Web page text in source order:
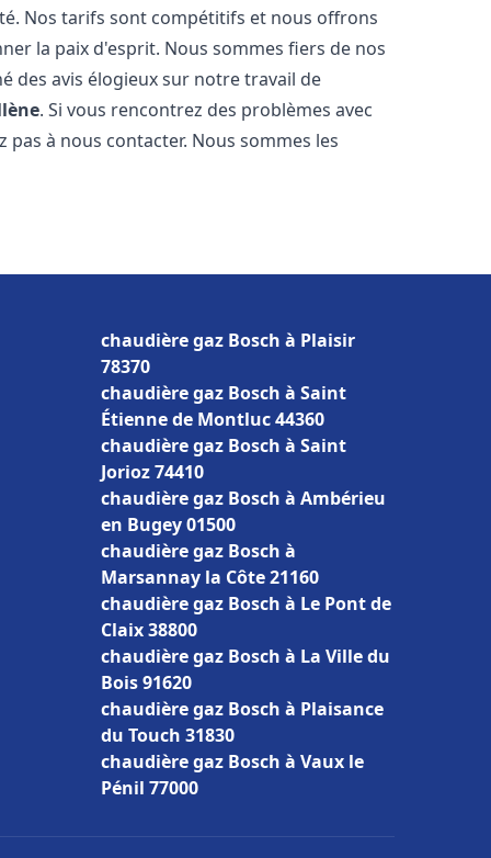
Nos tarifs sont compétitifs et nous offrons
la paix d'esprit. Nous sommes fiers de nos
des avis élogieux sur notre travail de
. Si vous rencontrez des problèmes avec
pas à nous contacter. Nous sommes les
chaudière gaz Bosch à Plaisir
78370
chaudière gaz Bosch à Saint
Étienne de Montluc 44360
chaudière gaz Bosch à Saint
Jorioz 74410
chaudière gaz Bosch à Ambérieu
en Bugey 01500
chaudière gaz Bosch à
Marsannay la Côte 21160
chaudière gaz Bosch à Le Pont de
Claix 38800
chaudière gaz Bosch à La Ville du
Bois 91620
chaudière gaz Bosch à Plaisance
du Touch 31830
chaudière gaz Bosch à Vaux le
Pénil 77000